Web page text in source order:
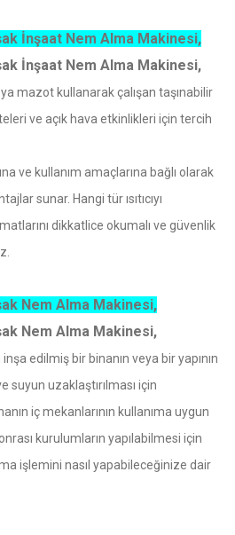
İnşaat Nem Alma Makinesi,
İnşaat Nem Alma Makinesi,
mazot kullanarak çalışan taşınabilir
ve açık hava etkinlikleri için tercih
ve kullanım amaçlarına bağlı olarak
sunar. Hangi tür ısıtıcıyı
dikkatlice okumalı ve güvenlik
Nem Alma Makinesi,
Nem Alma Makinesi,
edilmiş bir binanın veya bir yapının
suyun uzaklaştırılması için
iç mekanlarının kullanıma uygun
kurulumların yapılabilmesi için
işlemini nasıl yapabileceğinize dair